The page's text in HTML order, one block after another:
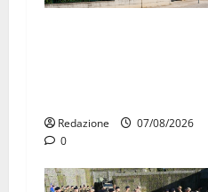
Redazione
07/08/2026
0